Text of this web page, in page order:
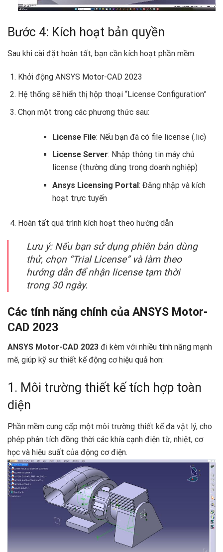
Bước 4: Kích hoạt bản quyền
Sau khi cài đặt hoàn tất, bạn cần kích hoạt phần mềm:
Khởi động ANSYS Motor-CAD 2023
Hệ thống sẽ hiển thị hộp thoại “License Configuration”
Chọn một trong các phương thức sau:
License File: Nếu bạn đã có file license (.lic)
License Server: Nhập thông tin máy chủ
license (thường dùng trong doanh nghiệp)
Ansys Licensing Portal: Đăng nhập và kích
hoạt trực tuyến
Hoàn tất quá trình kích hoạt theo hướng dẫn
Lưu ý: Nếu bạn sử dụng phiên bản dùng
thử, chọn “Trial License” và làm theo
hướng dẫn để nhận license tạm thời
trong 30 ngày.
Các tính năng chính của ANSYS Motor-
CAD 2023
ANSYS Motor-CAD 2023 đi kèm với nhiều tính năng mạnh
mẽ, giúp kỹ sư thiết kế động cơ hiệu quả hơn:
1. Môi trường thiết kế tích hợp toàn
diện
Phần mềm cung cấp một môi trường thiết kế đa vật lý, cho
phép phân tích đồng thời các khía cạnh điện từ, nhiệt, cơ
học và hiệu suất của động cơ điện.